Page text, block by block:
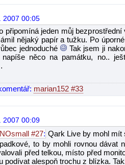
2007 00:05
připomíná jeden můj
nějaký papír a tužku. Po
jednoduché
Tak jsem ji
něco na památku, no..
marian152 #33
2007 00:09
NOsmall #27: Qark Live by mohl mít
to by mohli rovnou dávat
před telkou, místo před
podívat alespoň trochu z blízka.